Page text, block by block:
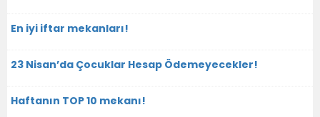
En iyi iftar mekanları!
23 Nisan’da Çocuklar Hesap Ödemeyecekler!
Haftanın TOP 10 mekanı!